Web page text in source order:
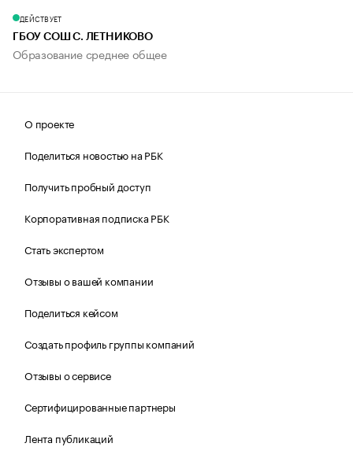
ДЕЙСТВУЕТ
ГБОУ СОШ С. ЛЕТНИКОВО
Образование среднее общее
О проекте
Поделиться новостью на РБК
Получить пробный доступ
Корпоративная подписка РБК
Стать экспертом
Отзывы о вашей компании
Поделиться кейсом
Создать профиль группы компаний
Отзывы о сервисе
Сертифицированные партнеры
Лента публикаций